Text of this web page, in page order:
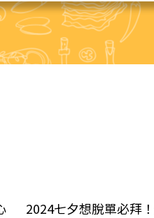
2024七夕想脫單必拜